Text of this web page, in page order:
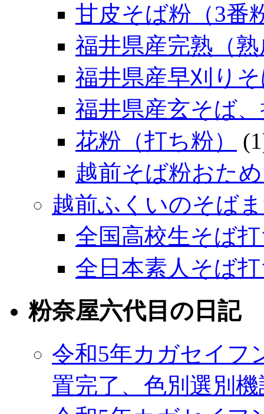
甘皮そば粉（3番
福井県産完熟（
福井県産早刈り
福井県産玄そば
花粉（打ち粉）
越前そば粉おた
越前ふくいのそば
全国高校生そば
全日本素人そば
粉奈屋六代目の日記
令和5年カガセイフ
置完了、色別選別